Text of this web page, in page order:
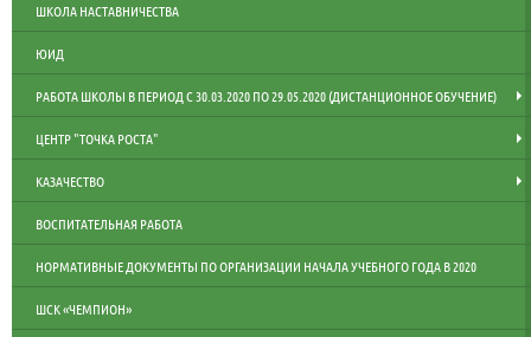
ШКОЛА НАСТАВНИЧЕСТВА
ЮИД
РАБОТА ШКОЛЫ В ПЕРИОД С 30.03.2020 ПО 29.05.2020 (ДИСТАНЦИОННОЕ ОБУЧЕНИЕ)
ЦЕНТР "ТОЧКА РОСТА"
КАЗАЧЕСТВО
ВОСПИТАТЕЛЬНАЯ РАБОТА
НОРМАТИВНЫЕ ДОКУМЕНТЫ ПО ОРГАНИЗАЦИИ НАЧАЛА УЧЕБНОГО ГОДА В 2020
ШСК «ЧЕМПИОН»